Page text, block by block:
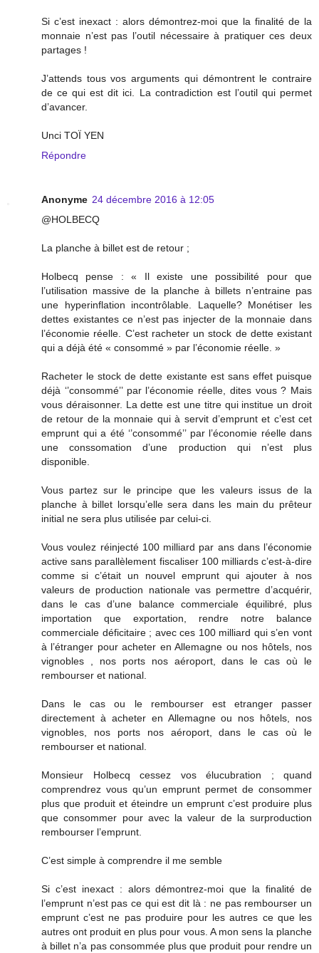
Si c’est inexact : alors démontrez-moi que la finalité de la
monnaie n’est pas l’outil nécessaire à pratiquer ces deux
partages !
J’attends tous vos arguments qui démontrent le contraire
de ce qui est dit ici. La contradiction est l’outil qui permet
d’avancer.
Unci TOÏ YEN
Répondre
Anonyme 24 décembre 2016 à 12:05
@HOLBECQ
La planche à billet est de retour ;
Holbecq pense : « Il existe une possibilité pour que
l’utilisation massive de la planche à billets n’entraine pas
une hyperinflation incontrôlable. Laquelle? Monétiser les
dettes existantes ce n’est pas injecter de la monnaie dans
l’économie réelle. C’est racheter un stock de dette existant
qui a déjà été « consommé » par l’économie réelle. »
Racheter le stock de dette existante est sans effet puisque
déjà ‘’consommé’’ par l’économie réelle, dites vous ? Mais
vous déraisonner. La dette est une titre qui institue un droit
de retour de la monnaie qui à servit d’emprunt et c’est cet
emprunt qui a été ‘’consommé’’ par l’économie réelle dans
une conssomation d’une production qui n’est plus
disponible.
Vous partez sur le principe que les valeurs issus de la
planche à billet lorsqu’elle sera dans les main du prêteur
initial ne sera plus utilisée par celui-ci.
Vous voulez réinjecté 100 milliard par ans dans l’économie
active sans parallèlement fiscaliser 100 milliards c’est-à-dire
comme si c’était un nouvel emprunt qui ajouter à nos
valeurs de production nationale vas permettre d’acquérir,
dans le cas d’une balance commerciale équilibré, plus
importation que exportation, rendre notre balance
commerciale déficitaire ; avec ces 100 milliard qui s’en vont
à l’étranger pour acheter en Allemagne ou nos hôtels, nos
vignobles , nos ports nos aéroport, dans le cas où le
rembourser et national.
Dans le cas ou le rembourser est etranger passer
directement à acheter en Allemagne ou nos hôtels, nos
vignobles, nos ports nos aéroport, dans le cas où le
rembourser et national.
Monsieur Holbecq cessez vos élucubration ; quand
comprendrez vous qu’un emprunt permet de consommer
plus que produit et éteindre un emprunt c’est produire plus
que consommer pour avec la valeur de la surproduction
rembourser l’emprunt.
C’est simple à comprendre il me semble
Si c’est inexact : alors démontrez-moi que la finalité de
l’emprunt n’est pas ce qui est dit là : ne pas rembourser un
emprunt c’est ne pas produire pour les autres ce que les
autres ont produit en plus pour vous. A mon sens la planche
à billet n’a pas consommée plus que produit pour rendre un